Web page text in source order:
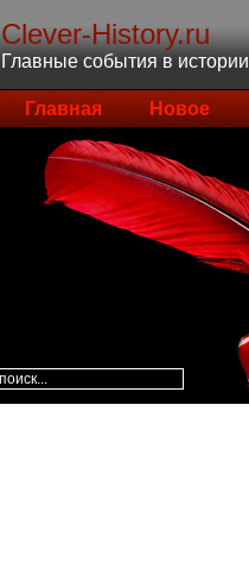
Clever-History.ru
Главные события в истории
Главная Новое